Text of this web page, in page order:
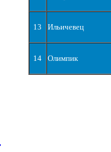
13 Ильичевец
14 Олимпик